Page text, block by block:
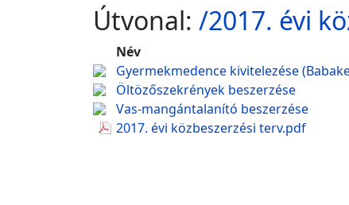
Útvonal: /2017. évi
Név
Gyermekmedence kivitelezése
Öltözőszekrények beszerzése
Vas-mangántalanító beszerzése
2017. évi közbeszerzési terv.pdf